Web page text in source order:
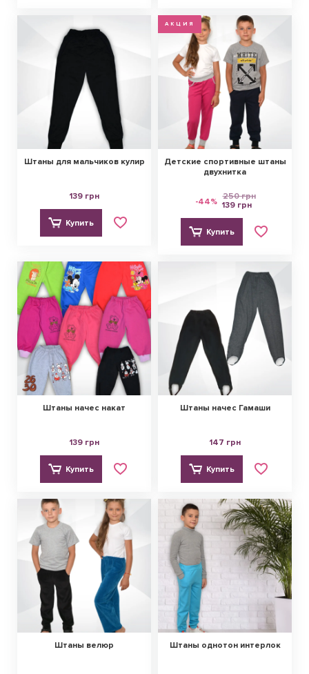
Штаны для мальчиков кулир
139 грн
Купить
АКЦИЯ
Детские спортивные штаны
двухнитка
-44% 250 грн
139 грн
Купить
Штаны начес накат
139 грн
Купить
Штаны начес Гамаши
147 грн
Купить
Штаны велюр Штаны однотон интерлок